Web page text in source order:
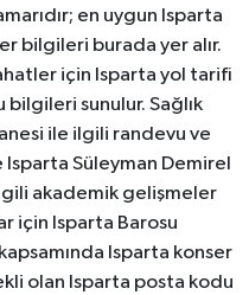
en uygun Isparta
bilgileri burada yer alır.
için Isparta yol tarifi
sunulur. Sağlık
ile ilgili randevu ve
Süleyman Demirel
akademik gelişmeler
için Isparta Barosu
Isparta konser
olan Isparta posta kodu